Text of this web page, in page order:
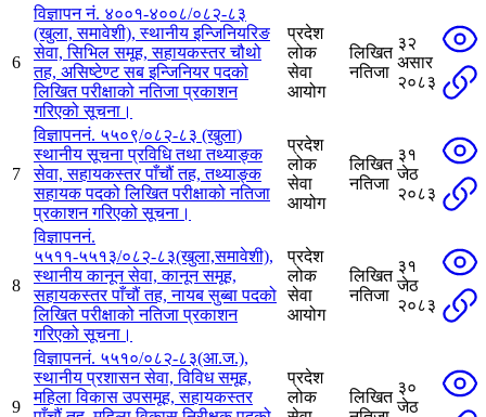
6
विज्ञापन नं. ४००१-४००८/०८२-८३
(खुला, समावेशी), स्थानीय इन्जिनियरिङ
सेवा, सिभिल समूह, सहायकस्तर चौथो
तह, असिष्‍टेण्ट सब इन्जिनियर पदको
लिखित परीक्षाको नतिजा प्रकाशन
गरिएको सूचना।
प्रदेश
लोक
सेवा
आयोग
लिखित
नतिजा
३२
असार
२०८३
7
विज्ञापननं. ५५०९/०८२-८३ (खुला)
स्थानीय सूचना प्रविधि तथा तथ्याङ्क
सेवा, सहायकस्तर पाँचौं तह, तथ्याङ्क
सहायक पदको लिखित परीक्षाको नतिजा
प्रकाशन गरिएको सूचना।
प्रदेश
लोक
सेवा
आयोग
लिखित
नतिजा
३१
जेठ
२०८३
8
विज्ञापननं.
५५११-५५१३/०८२-८३(खुला,समावेशी),
स्थानीय कानून सेवा, कानून समूह,
सहायकस्तर पाँचौं तह, नायब सुब्बा पदको
लिखित परीक्षाको नतिजा प्रकाशन
गरिएको सूचना।
प्रदेश
लोक
सेवा
आयोग
लिखित
नतिजा
३१
जेठ
२०८३
9
विज्ञापननं. ५५१०/०८२-८३(आ.ज.),
स्थानीय प्रशासन सेवा, विविध समूह,
महिला विकास उपसमूह, सहायकस्तर
प्रदेश
लोक
लिखित
३०
जेठ